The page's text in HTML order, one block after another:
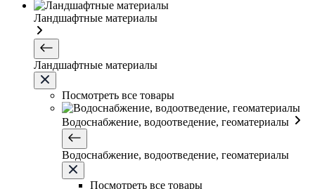
Ландшафтные материалы
Ландшафтные материалы
Посмотреть все товары
Водоснабжение, водоотведение, геоматериалы
Водоснабжение, водоотведение, геоматериалы
Посмотреть все товары